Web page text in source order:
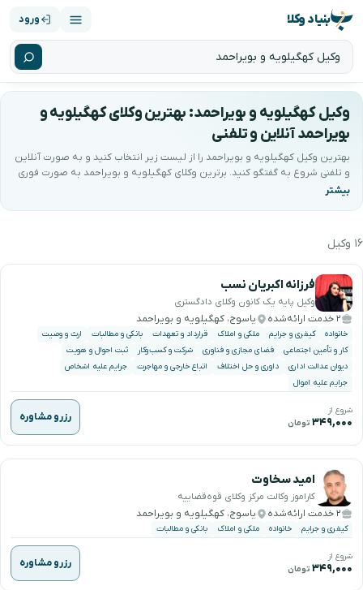
بنیاد وکلا ورود
وکیل کهگیلویه و بویراحمد: بهترین وکلای کهگیلویه و
بویراحمد آنلاین و تلفنی
بهترین وکیل کهگیلویه و بویراحمد را از لیست زیر انتخاب کنید و به صورت آنلاین
و تلفنی شروع به گفتگو کنید. برترین وکلای کهگیلویه و بویراحمد به صورت فوری
بهترین وکیل کهگیلویه و بویراحمد را جستجو و
۱۶ وکیل
فرزانه اکبریان نسب
وکیل پایه یک کانون وکلای دادگستری
۲ خدمت ارائه‌شده یاسوج، کهگیلویه و بویراحمد
خانواده کیفری و جرایم ملکی و املاک قرارداد و تعهدات بانکی و مطالبات
ارث و وصیت
کار و تأمین اجتماعی
فضای مجازی و فناوری شرکت و کسب‌وکار
ثبت احوال و هویت
دیوان عدالت اداری
داوری و حل اختلاف اتباع خارجی و مهاجرت
جرایم علیه اشخاص
جرایم علیه اموال
شروع از
۳۴۹,۰۰۰ تومان رزرو مشاوره
امید سخاوت
کاراموز وکالت مرکز وکلای قوه‌قضاییه
۲ خدمت ارائه‌شده یاسوج، کهگیلویه و بویراحمد
کیفری و جرایم خانواده ملکی و املاک بانکی و مطالبات
شروع از
۳۴۹,۰۰۰ تومان رزرو مشاوره